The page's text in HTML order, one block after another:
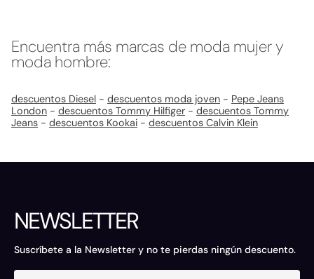
Encuentra más marcas de moda mujer y
moda hombre:
descuentos Diesel - descuentos moda joven - Pepe Jeans
London - descuentos Tommy Hilfiger - descuentos Tommy
Jeans - descuentos Kookai - descuentos Calvin Klein
NEWSLETTER
Suscríbete a la Newsletter y no te pierdas ningún descuento.